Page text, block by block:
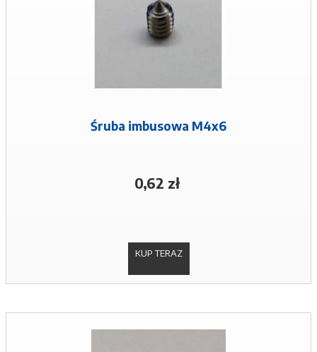
Śruba imbusowa M4x6
0,62 zł
KUP TERAZ